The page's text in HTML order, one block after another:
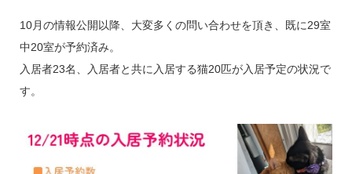
10月の情報公開以降、大変多くの問い合わせを頂き、既に29室
中20室が予約済み。
入居者23名、入居者と共に入居する猫20匹が入居予定の状況で
す。